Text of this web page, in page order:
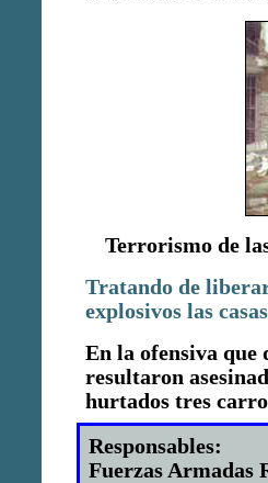
Terrorismo de
Tratando de
explosivos las
En la ofensiva que
resultaron
hurtados tres
Responsables:
Fuerzas Armadas